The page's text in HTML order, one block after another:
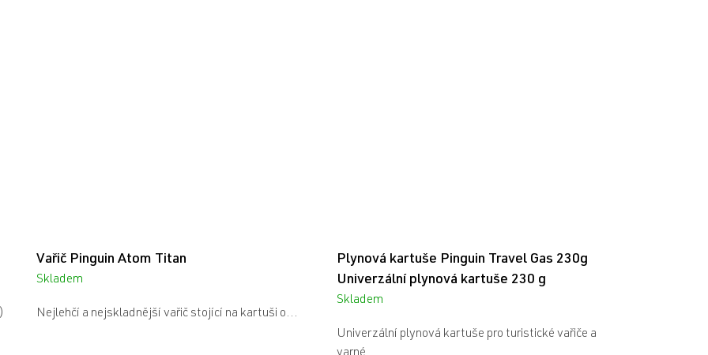
Vařič Pinguin Atom Titan
Skladem
Nejlehčí a nejskladnější vařič stojící na kartuši o...
Plynová kartuše Pinguin Travel Gas 230g
Univerzální plynová kartuše 230 g
Skladem
Univerzální plynová kartuše pro turistické vařiče a